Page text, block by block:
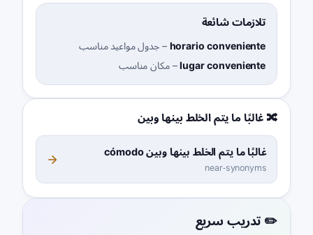
تلازمات شائعة
horario conveniente
–جدول مواعيد مناسب
lugar conveniente
–مكان مناسب
🔀 غالبًا ما يتم الخلط بينها وبين
غالبًا ما يتم الخلط بينها وبين cómodo
near-synonyms
✏️ تدريب سريع